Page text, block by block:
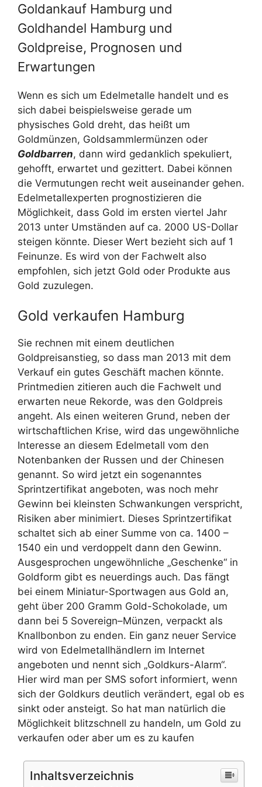
Goldankauf Hamburg und
Goldhandel Hamburg und
Goldpreise, Prognosen und
Erwartungen
Wenn es sich um Edelmetalle handelt und es
sich dabei beispielsweise gerade um
physisches Gold dreht, das heißt um
Goldmünzen, Goldsammlermünzen oder
Goldbarren, dann wird gedanklich spekuliert,
gehofft, erwartet und gezittert. Dabei können
die Vermutungen recht weit auseinander gehen.
Edelmetallexperten prognostizieren die
Möglichkeit, dass Gold im ersten viertel Jahr
2013 unter Umständen auf ca. 2000 US-Dollar
steigen könnte. Dieser Wert bezieht sich auf 1
Feinunze. Es wird von der Fachwelt also
empfohlen, sich jetzt Gold oder Produkte aus
Gold zuzulegen.
Gold verkaufen Hamburg
Sie rechnen mit einem deutlichen
Goldpreisanstieg, so dass man 2013 mit dem
Verkauf ein gutes Geschäft machen könnte.
Printmedien zitieren auch die Fachwelt und
erwarten neue Rekorde, was den Goldpreis
angeht. Als einen weiteren Grund, neben der
wirtschaftlichen Krise, wird das ungewöhnliche
Interesse an diesem Edelmetall vom den
Notenbanken der Russen und der Chinesen
genannt. So wird jetzt ein sogenanntes
Sprintzertifikat angeboten, was noch mehr
Gewinn bei kleinsten Schwankungen verspricht,
Risiken aber minimiert. Dieses Sprintzertifikat
schaltet sich ab einer Summe von ca. 1400 –
1540 ein und verdoppelt dann den Gewinn.
Ausgesprochen ungewöhnliche „Geschenke“ in
Goldform gibt es neuerdings auch. Das fängt
bei einem Miniatur-Sportwagen aus Gold an,
geht über 200 Gramm Gold-Schokolade, um
dann bei 5 Sovereign–Münzen, verpackt als
Knallbonbon zu enden. Ein ganz neuer Service
wird von Edelmetallhändlern im Internet
angeboten und nennt sich „Goldkurs-Alarm“.
Hier wird man per SMS sofort informiert, wenn
sich der Goldkurs deutlich verändert, egal ob es
sinkt oder ansteigt. So hat man natürlich die
Möglichkeit blitzschnell zu handeln, um Gold zu
verkaufen oder aber um es zu kaufen
Inhaltsverzeichnis